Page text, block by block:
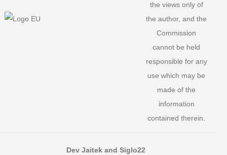
the views only of
the author, and the
Commission
cannot be held
responsible for any
use which may be
made of the
information
contained therein.
Dev Jaitek and Siglo22